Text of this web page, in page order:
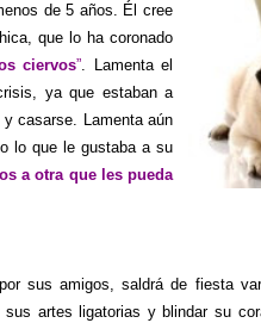
de 5 años. Él cree
que lo ha coronado
ciervos”. Lamenta el
ya que estaban a
casarse. Lamenta aún
lo que le gustaba a su
a otra que les pueda
sus amigos, saldrá de fiesta
artes ligatorias y blindar su